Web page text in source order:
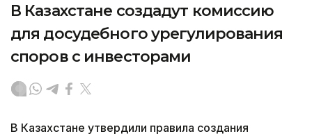
В Казахстане создадут комиссию
для досудебного урегулирования
споров с инвесторами
В Казахстане утвердили правила создания